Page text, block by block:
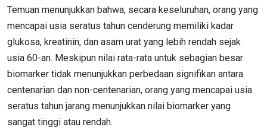
Temuan menunjukkan bahwa, secara keseluruhan, orang yang
mencapai usia seratus tahun cenderung memiliki kadar
glukosa, kreatinin, dan asam urat yang lebih rendah sejak
usia 60-an. Meskipun nilai rata-rata untuk sebagian besar
biomarker tidak menunjukkan perbedaan signifikan antara
centenarian dan non-centenarian, orang yang mencapai usia
seratus tahun jarang menunjukkan nilai biomarker yang
sangat tinggi atau rendah.